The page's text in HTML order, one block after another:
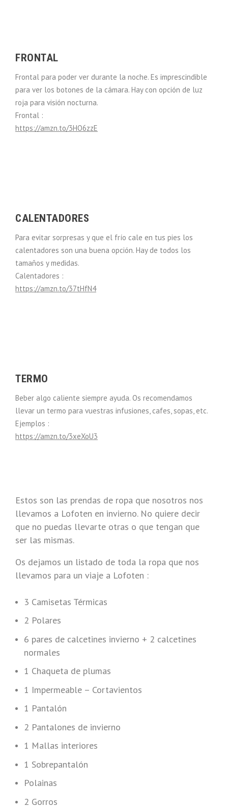
FRONTAL
Frontal para poder ver durante la noche. Es imprescindible
para ver los botones de la cámara. Hay con opción de luz
roja para visión nocturna.
Frontal :
https://amzn.to/3HO6zzE
CALENTADORES
Para evitar sorpresas y que el frío cale en tus pies los
calentadores son una buena opción. Hay de todos los
tamaños y medidas.
Calentadores :
https://amzn.to/37tHfN4
TERMO
Beber algo caliente siempre ayuda. Os recomendamos
llevar un termo para vuestras infusiones, cafes, sopas, etc.
Ejemplos :
https://amzn.to/3xeXoU3
Estos son las prendas de ropa que nosotros nos
llevamos a Lofoten en invierno. No quiere decir
que no puedas llevarte otras o que tengan que
ser las mismas.
Os dejamos un listado de toda la ropa que nos
llevamos para un viaje a Lofoten :
3 Camisetas Térmicas
2 Polares
6 pares de calcetines invierno + 2 calcetines
normales
1 Chaqueta de plumas
1 Impermeable – Cortavientos
1 Pantalón
2 Pantalones de invierno
1 Mallas interiores
1 Sobrepantalón
Polainas
2 Gorros